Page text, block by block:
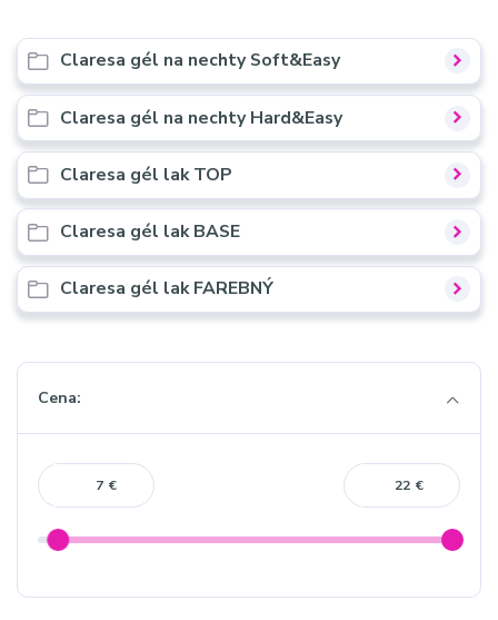
Claresa gél na nechty Soft&Easy
Claresa gél na nechty Hard&Easy
Claresa gél lak TOP
Claresa gél lak BASE
Claresa gél lak FAREBNÝ
Cena:
€ €